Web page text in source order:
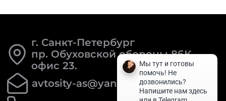
г. Санкт-Петербург
пр. Обуховской обороны 86К
офис 23.
avtosity-as@yandex.ru